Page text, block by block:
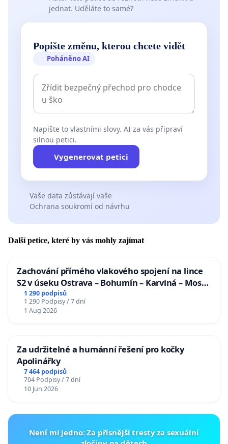
jednat. Uděláte to samé?
Popište změnu, kterou chcete vidět
Poháněno AI
Napište to vlastními slovy. AI za vás připraví
silnou petici.
Vygenerovat petici
Vaše data zůstávají vaše
Ochrana soukromí od návrhu
Další petice, které by vás mohly zajímat
Zachování přímého vlakového spojení na lince
S2 v úseku Ostrava – Bohumín – Karviná – Mosty
u Jablunkova
1 290 podpisů
1 290 Podpisy / 7 dní
1 Aug 2026
Za udržitelné a humánní řešení pro kočky
Apolinářky
7 464 podpisů
704 Podpisy / 7 dní
10 Jun 2026
Není mi jedno: Za přísnější tresty za sexuální